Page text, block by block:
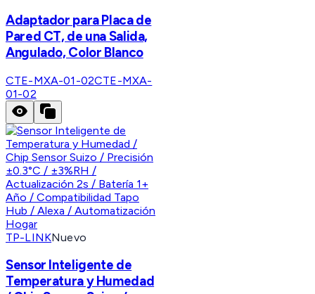
Adaptador para Placa de
Pared CT, de una Salida,
Angulado, Color Blanco
CTE-MXA-01-02CTE-MXA-
01-02
TP-LINKNuevo
Sensor Inteligente de
Temperatura y Humedad